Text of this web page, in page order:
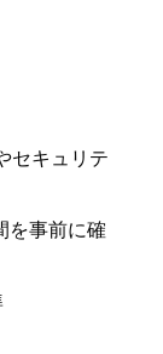
セキュリテ
を事前に確